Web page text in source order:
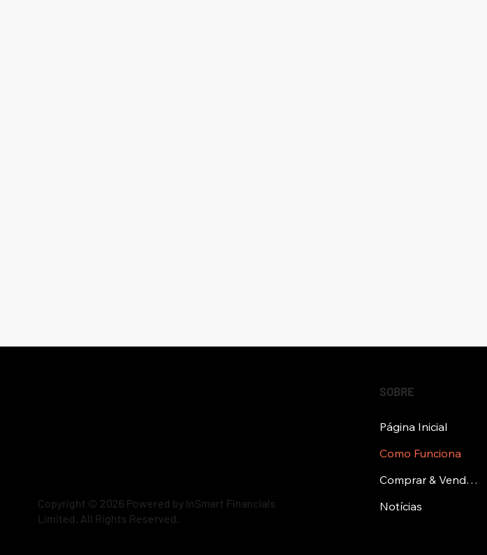
Copyright © 2026 Powered by InSmart Financials
Limited. All Rights Reserved.
SOBRE
Página Inicial
Como Funciona
Comprar & Vender Sumos
Notícias